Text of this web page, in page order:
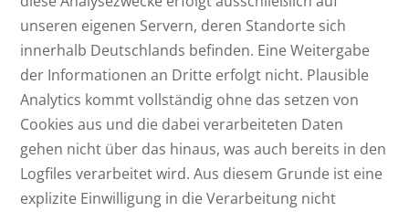
unseren eigenen Servern, deren Standorte sich
innerhalb Deutschlands befinden. Eine Weitergabe
der Informationen an Dritte erfolgt nicht. Plausible
Analytics kommt vollständig ohne das setzen von
Cookies aus und die dabei verarbeiteten Daten
gehen nicht über das hinaus, was auch bereits in den
Logfiles verarbeitet wird. Aus diesem Grunde ist eine
explizite Einwilligung in die Verarbeitung nicht